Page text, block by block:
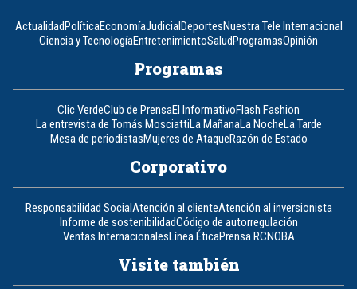
ActualidadPolíticaEconomíaJudicialDeportesNuestra Tele Internacional
Ciencia y TecnologíaEntretenimientoSaludProgramasOpinión
Programas
Clic VerdeClub de PrensaEl InformativoFlash Fashion
La entrevista de Tomás MosciattiLa MañanaLa NocheLa Tarde
Mesa de periodistasMujeres de AtaqueRazón de Estado
Corporativo
Responsabilidad SocialAtención al clienteAtención al inversionista
Informe de sostenibilidadCódigo de autorregulación
Ventas InternacionalesLínea ÉticaPrensa RCNOBA
Visite también